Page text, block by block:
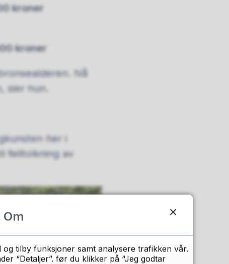
kroner
kroner
Nå
sier hun.
her i
feiltolkning av
Om
tilby funksjoner samt analysere trafikken vår.
“Detaljer”. før du klikker på “Jeg godtar